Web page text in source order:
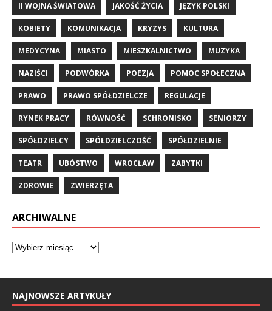
II WOJNA ŚWIATOWA JAKOŚĆ ŻYCIA JĘZYK POLSKI
KOBIETY KOMUNIKACJA KRYZYS KULTURA
MEDYCYNA MIASTO MIESZKALNICTWO MUZYKA
NAZIŚCI PODWÓRKA POEZJA POMOC SPOŁECZNA
PRAWO PRAWO SPÓŁDZIELCZE REGULACJE
RYNEK PRACY RÓWNOŚĆ SCHRONISKO SENIORZY
SPÓŁDZIELCY SPÓŁDZIELCZOŚĆ SPÓŁDZIELNIE
TEATR UBÓSTWO WROCŁAW ZABYTKI
ZDROWIE ZWIERZĘTA
ARCHIWALNE
NAJNOWSZE ARTYKUŁY